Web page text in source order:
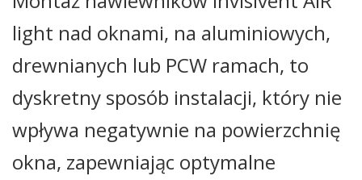
light nad oknami, na aluminiowych,
drewnianych lub PCW ramach, to
dyskretny sposób instalacji, który nie
wpływa negatywnie na powierzchnię
okna, zapewniając optymalne